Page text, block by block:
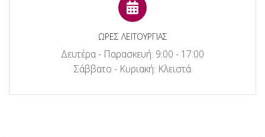
ΩΡΕΣ ΛΕΙΤΟΥΡΓΙΑΣ
Δευτέρα - Παρασκευή: 9:00 - 17:00
Σάββατο - Κυριακή: Κλειστά